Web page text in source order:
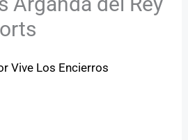
Vive Los Encierros